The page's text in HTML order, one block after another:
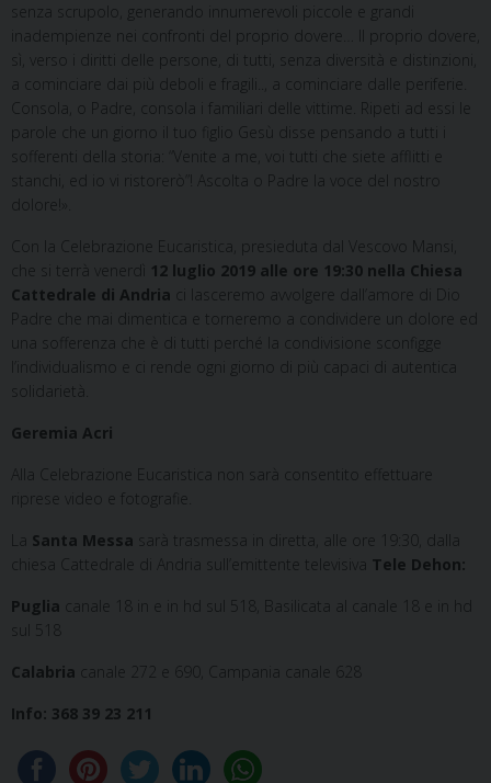
senza scrupolo, generando innumerevoli piccole e grandi
inadempienze nei confronti del proprio dovere… Il proprio dovere,
sì, verso i diritti delle persone, di tutti, senza diversità e distinzioni,
a cominciare dai più deboli e fragili.., a cominciare dalle periferie.
Consola, o Padre, consola i familiari delle vittime. Ripeti ad essi le
parole che un giorno il tuo figlio Gesù disse pensando a tutti i
sofferenti della storia: “Venite a me, voi tutti che siete afflitti e
stanchi, ed io vi ristorerò”! Ascolta o Padre la voce del nostro
dolore!».
Con la Celebrazione Eucaristica, presieduta dal Vescovo Mansi,
che si terrà venerdì 12 luglio 2019 alle ore 19:30 nella Chiesa
Cattedrale di Andria ci lasceremo avvolgere dall’amore di Dio
Padre che mai dimentica e torneremo a condividere un dolore ed
una sofferenza che è di tutti perché la condivisione sconfigge
l’individualismo e ci rende ogni giorno di più capaci di autentica
solidarietà.
Geremia Acri
Alla Celebrazione Eucaristica non sarà consentito effettuare
riprese video e fotografie.
La Santa Messa sarà trasmessa in diretta, alle ore 19:30, dalla
chiesa Cattedrale di Andria sull’emittente televisiva Tele Dehon:
Puglia canale 18 in e in hd sul 518, Basilicata al canale 18 e in hd
sul 518
Calabria canale 272 e 690, Campania canale 628
Info: 368 39 23 211